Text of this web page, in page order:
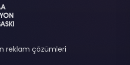
reklam çözümleri